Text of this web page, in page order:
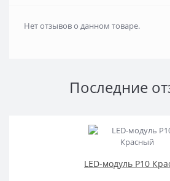
Нет отзывов о данном товаре.
Последние
LED-модуль P10